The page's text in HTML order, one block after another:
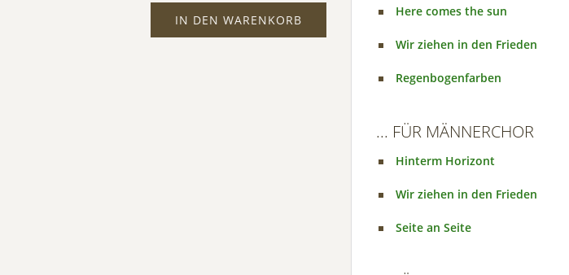
IN DEN WARENKORB
Here comes the sun
Wir ziehen in den Frieden
Regenbogenfarben
... FÜR MÄNNERCHOR
Hinterm Horizont
Wir ziehen in den Frieden
Seite an Seite